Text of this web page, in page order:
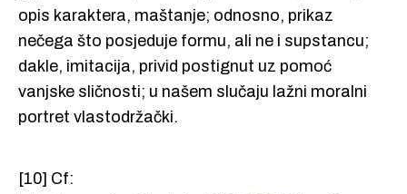
opis karaktera, maštanje; odnosno, prikaz
nečega što posjeduje formu, ali ne i supstancu;
dakle, imitacija, privid postignut uz pomoć
vanjske sličnosti; u našem slučaju lažni moralni
portret vlastodržački.
[10] Cf: